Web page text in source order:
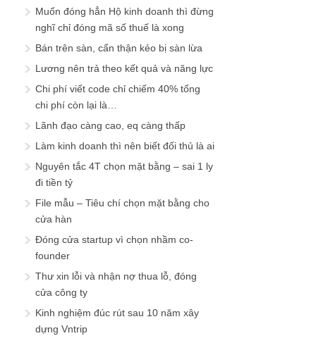
Muốn đóng hẳn Hộ kinh doanh thì đừng
nghĩ chỉ đóng mã số thuế là xong
Bán trên sàn, cẩn thận kẻo bị sàn lừa
Lương nên trả theo kết quả và năng lực
Chi phí viết code chỉ chiếm 40% tổng
chi phí còn lại là…
Lãnh đạo càng cao, eq càng thấp
Làm kinh doanh thì nên biết đối thủ là ai
Nguyên tắc 4T chọn mặt bằng – sai 1 ly
đi tiền tỷ
File mẫu – Tiêu chí chọn mặt bằng cho
cửa hàn
Đóng cửa startup vì chọn nhầm co-
founder
Thư xin lỗi và nhận nợ thua lỗ, đóng
cửa công ty
Kinh nghiệm đúc rút sau 10 năm xây
dựng Vntrip